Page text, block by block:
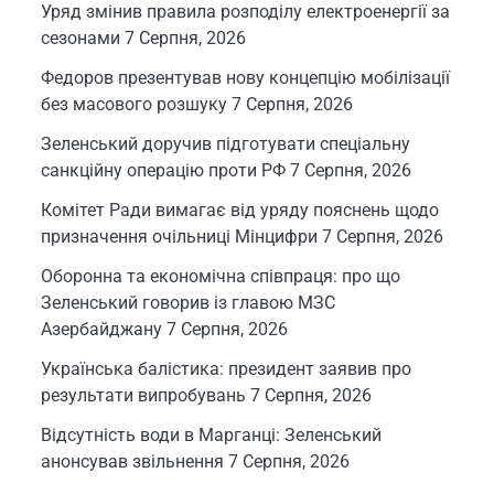
Уряд змінив правила розподілу електроенергії за
сезонами 7 Серпня, 2026
Федоров презентував нову концепцію мобілізації
без масового розшуку 7 Серпня, 2026
Зеленський доручив підготувати спеціальну
санкційну операцію проти РФ 7 Серпня, 2026
Комітет Ради вимагає від уряду пояснень щодо
призначення очільниці Мінцифри 7 Серпня, 2026
Оборонна та економічна співпраця: про що
Зеленський говорив із главою МЗС
Азербайджану 7 Серпня, 2026
Українська балістика: президент заявив про
результати випробувань 7 Серпня, 2026
Відсутність води в Марганці: Зеленський
анонсував звільнення 7 Серпня, 2026